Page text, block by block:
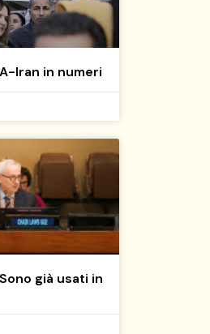
Iran in numeri
già usati in